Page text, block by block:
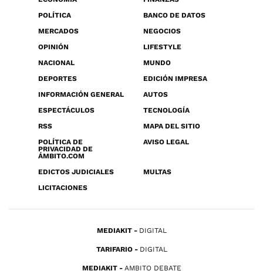
POLÍTICA
BANCO DE DATOS
MERCADOS
NEGOCIOS
OPINIÓN
LIFESTYLE
NACIONAL
MUNDO
DEPORTES
EDICIÓN IMPRESA
INFORMACIÓN GENERAL
AUTOS
ESPECTÁCULOS
TECNOLOGÍA
RSS
MAPA DEL SITIO
POLÍTICA DE
PRIVACIDAD DE
ÁMBITO.COM
AVISO LEGAL
EDICTOS JUDICIALES
MULTAS
LICITACIONES
MEDIAKIT DIGITAL
TARIFARIO DIGITAL
MEDIAKIT AMBITO DEBATE